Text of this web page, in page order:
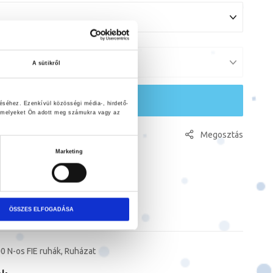
A sütikről
Ezenkívül közösségi média-, hirdető-
Ön adott meg számukra vagy az
Marketing
ÖSSZES ELFOGADÁSA
KOSÁRBA
ad Megosztás
N-os FIE ruhák,Ruházat